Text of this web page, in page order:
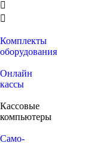
Комплекты
оборудования
Онлайн
кассы
Кассовые
компьютеры
Само-